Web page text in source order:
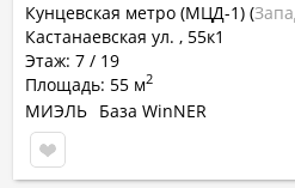
Кунцевская метро (МЦД-1) (
Кастанаевская ул. , 55к1
Этаж: 7 / 19
Площадь: 55 м2
МИЭЛЬ База WinNER